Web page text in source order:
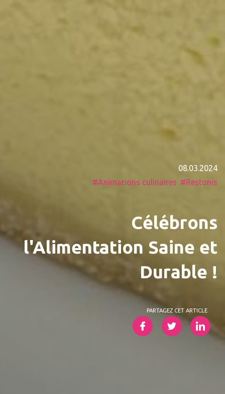
08.03.2024
Animations culinaires
Restonis
Célébrons
l'Alimentation Saine et
Durable !
PARTAGEZ CET ARTICLE